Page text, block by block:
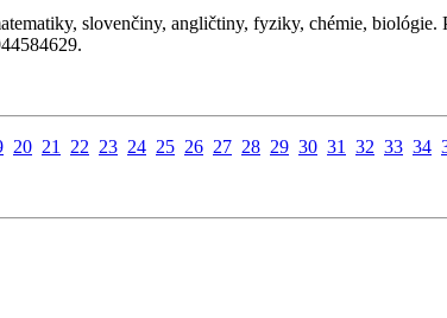
slovenčiny, angličtiny, fyziky, chémie,
20 21 22 23 24 25 26 27 28 29 30 31 32 33 34